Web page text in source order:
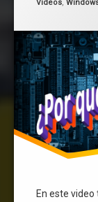
Videos,
En este